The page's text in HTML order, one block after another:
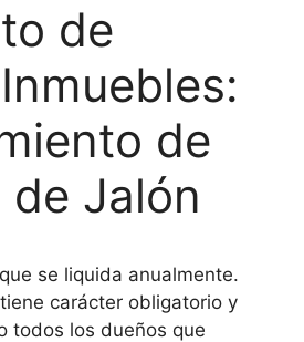
de
de
de Jalón
se liquida anualmente.
carácter obligatorio y
todos los dueños que